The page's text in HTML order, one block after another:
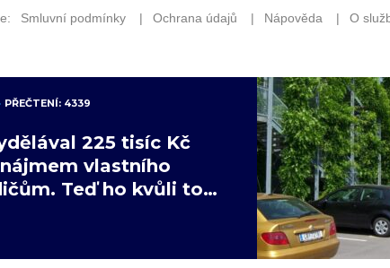
PŘEČTENÍ: 4339
225 tisíc Kč
vlastního
Teď ho kvůli tomu